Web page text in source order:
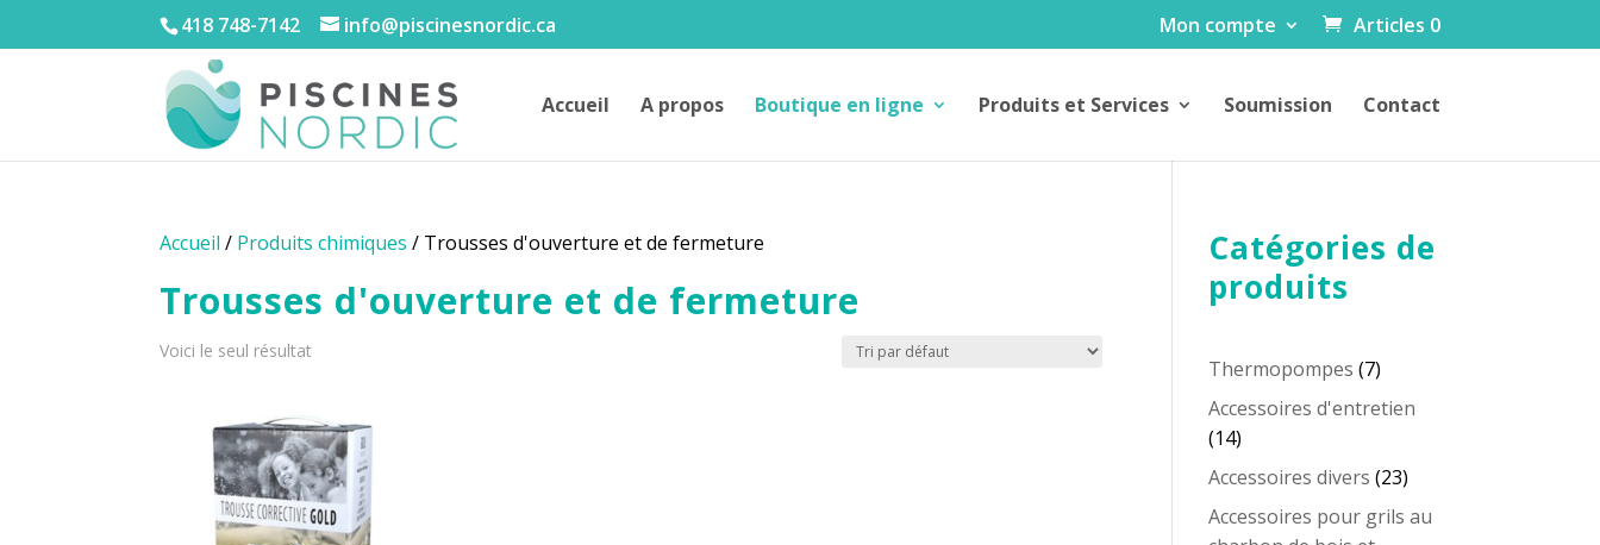
418 748-7142 info@piscinesnordic.ca Mon compte Articles 0
Accueil A propos Boutique en ligne Produits et Services Soumission Contact
Accueil / Produits chimiques / Trousses d'ouverture et de fermeture
Trousses d'ouverture et de fermeture
Voici le seul résultat
Catégories de
produits
Thermopompes 77
produits
Accessoires d'entretien
1414
produits
Accessoires divers 2323
Accessoires pour grils au